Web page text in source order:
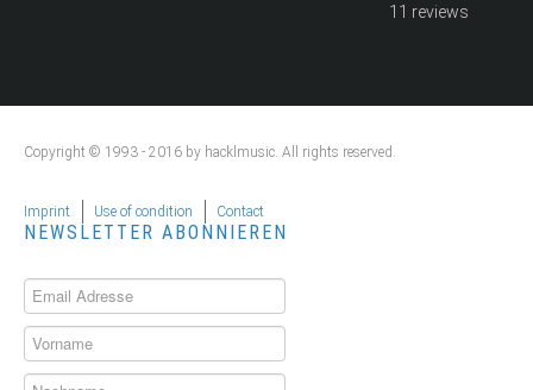
11 reviews
Copyright © 1993 - 2016 by hacklmusic. All rights reserved.
Imprint Use of condition Contact
NEWSLETTER ABONNIEREN